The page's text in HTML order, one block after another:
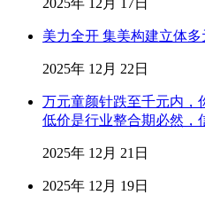
2025年 12月 17日
美力全开 集美构建立体多
2025年 12月 22日
万元童颜针跌至千元内，
低价是行业整合期必然，
2025年 12月 21日
2025年 12月 19日